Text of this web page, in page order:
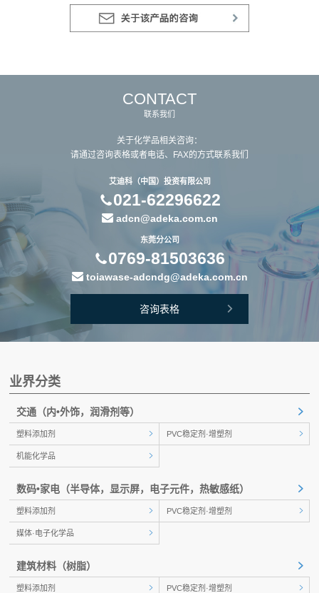
CONTACT
联系我们
关于化学品相关咨询：
请通过咨询表格或者电话、FAX的方式联系我们
艾迪科（中国）投资有限公司
021-62296622
adcn@adeka.com.cn
东莞分公司
0769-81503636
toiawase-adcndg@adeka.com.cn
咨询表格
业界分类
交通 （内•外饰，润滑剂等）
塑料添加剂 PVC稳定剂·增塑剂
机能化学品
数码•家电 （半导体，显示屏，电子元件，热敏感纸）
塑料添加剂 PVC稳定剂·增塑剂
媒体·电子化学品
建筑材料 （树脂）
塑料添加剂 PVC稳定剂·增塑剂